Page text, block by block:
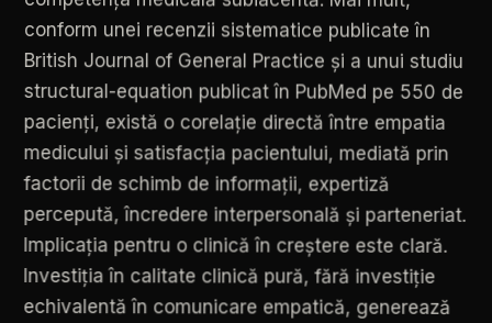
conform unei recenzii sistematice publicate în
British Journal of General Practice și a unui studiu
structural-equation publicat în PubMed pe 550 de
pacienți, există o corelație directă între empatia
medicului și satisfacția pacientului, mediată prin
factorii de schimb de informații, expertiză
percepută, încredere interpersonală și parteneriat.
Implicația pentru o clinică în creștere este clară.
Investiția în calitate clinică pură, fără investiție
echivalentă în comunicare empatică, generează